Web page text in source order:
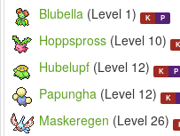
Blubella (Level 1) K P
Hoppspross (Level 10) K
Hubelupf (Level 12) K P
Papungha (Level 12) K
Maskeregen (Level 26)